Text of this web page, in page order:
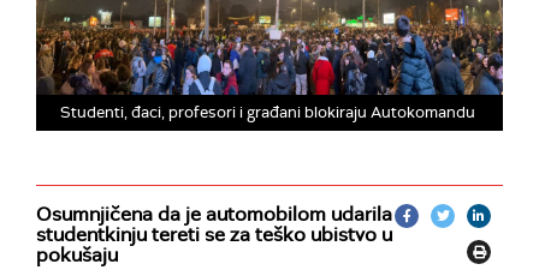
Studenti, đaci, profesori i građani blokiraju Autokomandu
Osumnjičena da je automobilom udarila
studentkinju tereti se za teško ubistvo u
pokušaju